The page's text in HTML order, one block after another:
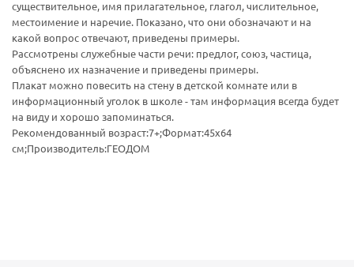
существительное, имя прилагательное, глагол, числительное,
местоимение и наречие. Показано, что они обозначают и на
какой вопрос отвечают, приведены примеры.
Рассмотрены служебные части речи: предлог, союз, частица,
объяснено их назначение и приведены примеры.
Плакат можно повесить на стену в детской комнате или в
информационный уголок в школе - там информация всегда будет
на виду и хорошо запоминаться.
Рекомендованный возраст:7+;Формат:45х64
см;Производитель:ГЕОДОМ